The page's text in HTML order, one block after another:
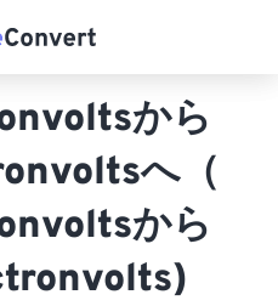
から
へ（
から